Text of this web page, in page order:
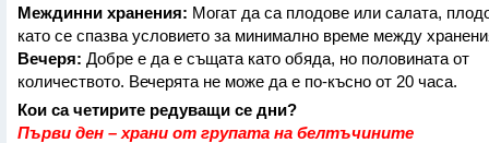
Междинни хранения: Могат да са плодове или салата,
като се спазва условието за минимално време между
Вечеря: Добре е да е същата като обяда, но половината от
количеството. Вечерята не може да е по-късно от 20 часа.
Кои са четирите редуващи се дни?
Първи ден – храни от групата на белтъчините